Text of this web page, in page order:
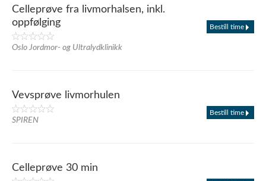
Celleprøve fra livmorhalsen, inkl.
oppfølging
Oslo Jordmor- og Ultralydklinikk
Bestill time
Vevsprøve livmorhulen
SPIREN
Bestill time
Celleprøve 30 min